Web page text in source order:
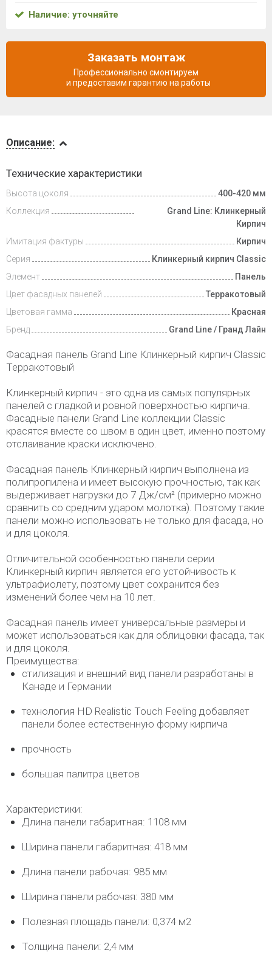
и оплата
Описание:
Технические характеристики
Высота цоколя
400-420 мм
Коллекция
Grand Line: Клинкерный
Кирпич
Имитация фактуры
Кирпич
Серия
Клинкерный кирпич Classic
Элемент
Панель
Цвет фасадных панелей
Терракотовый
Цветовая гамма
Красная
Бренд
Grand Line / Гранд Лайн
Фасадная панель Grand Line Клинкерный кирпич Classic
Терракотовый
Клинкерный кирпич - это одна из самых популярных
панелей с гладкой и ровной поверхностью кирпича.
Фасадные панели Grand Line коллекции Classic
красятся вместе со швом в один цвет, именно поэтому
отслаивание краски исключено.
Фасадная панель Клинкерный кирпич выполнена из
полипропилена и имеет высокую прочностью, так как
выдерживает нагрузки до 7 Дж/см² (примерно можно
сравнить со средним ударом молотка). Поэтому такие
панели можно использовать не только для фасада, но
и для цоколя.
Отличительной особенностью панели серии
Клинкерный кирпич является его устойчивость к
ультрафиолету, поэтому цвет сохранится без
изменений более чем на 10 лет.
Фасадная панель имеет универсальные размеры и
может использоваться как для облицовки фасада, так
и для цоколя.
Преимущества:
стилизация и внешний вид панели разработаны в
Канаде и Германии
технология HD Realistic Touch Feeling добавляет
панели более естественную форму кирпича
прочность
большая палитра цветов
Характеристики:
Длина панели габаритная: 1108 мм
Ширина панели габаритная: 418 мм
Длина панели рабочая: 985 мм
Ширина панели рабочая: 380 мм
Полезная площадь панели: 0,374 м2
Толщина панели: 2,4 мм
Наличие: уточняйте
Заказать монтаж
Профессионально смонтируем
и предоставим гарантию на работы